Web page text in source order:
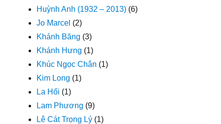
Huỳnh Anh (1932 – 2013) (6)
Jo Marcel (2)
Khánh Băng (3)
Khánh Hưng (1)
Khúc Ngọc Chân (1)
Kim Long (1)
La Hối (1)
Lam Phương (9)
Lê Cát Trọng Lý (1)